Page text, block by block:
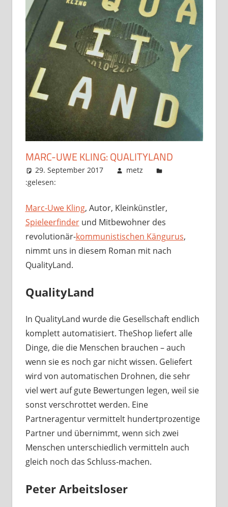
MARC-UWE KLING: QUALITYLAND
29. September 2017
metz
:gelesen:
Marc-Uwe Kling, Autor, Kleinkünstler,
Spieleerfinderund Mitbewohner des
revolutionär-kommunistischen Kängurus,
nimmt uns in diesem Roman mit nach
QualityLand.
QualityLand
In QualityLand wurde die Gesellschaft endlich
komplett automatisiert. TheShop liefert alle
Dinge, die die Menschen brauchen – auch
wenn sie es noch gar nicht wissen. Geliefert
wird von automatischen Drohnen, die sehr
viel wert auf gute Bewertungen legen, weil sie
sonst verschrottet werden. Eine
Partneragentur vermittelt hundertprozentige
Partner und übernimmt, wenn sich zwei
Menschen unterschiedlich vermitteln auch
gleich noch das Schluss-machen.
Peter Arbeitsloser